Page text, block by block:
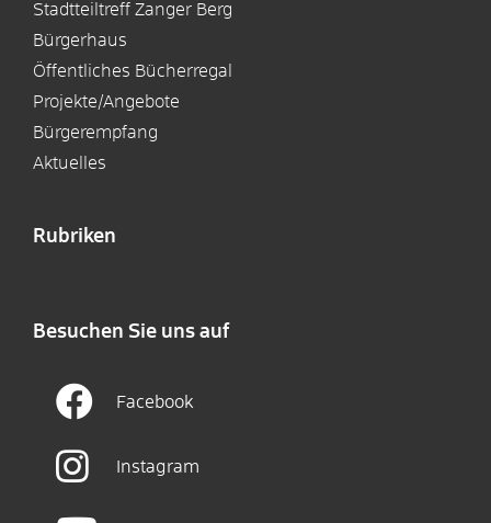
Stadtteiltreff Zanger Berg
Bürgerhaus
Öffentliches Bücherregal
Projekte/Angebote
Bürgerempfang
Aktuelles
Rubriken
Besuchen Sie uns auf
Facebook
Instagram